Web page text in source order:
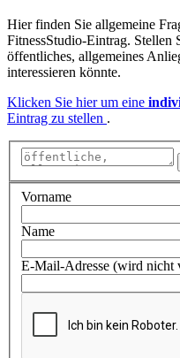
Hier finden Sie allgemeine
FitnessStudio-Eintrag. Stellen
öffentliches, allgemeines
interessieren könnte.
Klicken Sie hier um eine
Eintrag zu stellen .
Vorname
Name
E-Mail-Adresse (wird nicht